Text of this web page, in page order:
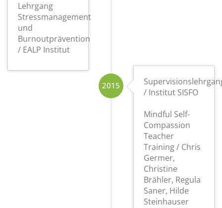
Lehrgang
Stressmanagement
und
Burnoutprävention
/ EALP Institut
2015
/ Institut SISFO
Mindful Self-
Compassion
Teacher
Training / Chris
Germer,
Christine
Brähler, Regula
Saner, Hilde
Steinhauser